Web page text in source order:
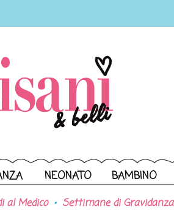
NEONATO BAMBINO
al Medico Settimane di Gravidanza